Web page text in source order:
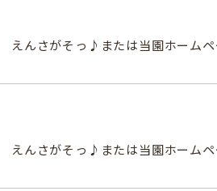
えんさがそっ♪または当園ホーム
えんさがそっ♪または当園ホーム